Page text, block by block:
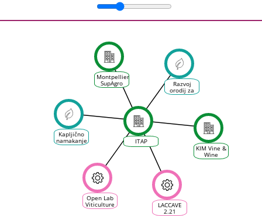
ITAP
Montpellier
SupAgro
Kapljično
namakanje
v
Razvoj
orodij za
spremljanje
LACCAVE
2.21
KIM Vine &
Wine
Sciences
Open Lab
Viticulture
d’Occitanum,